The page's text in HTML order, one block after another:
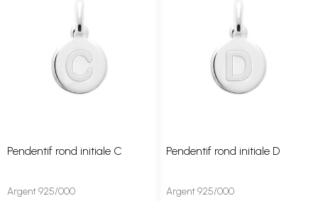
Pendentif rond initiale C
Argent 925/000
Pendentif rond initiale D
Argent 925/000